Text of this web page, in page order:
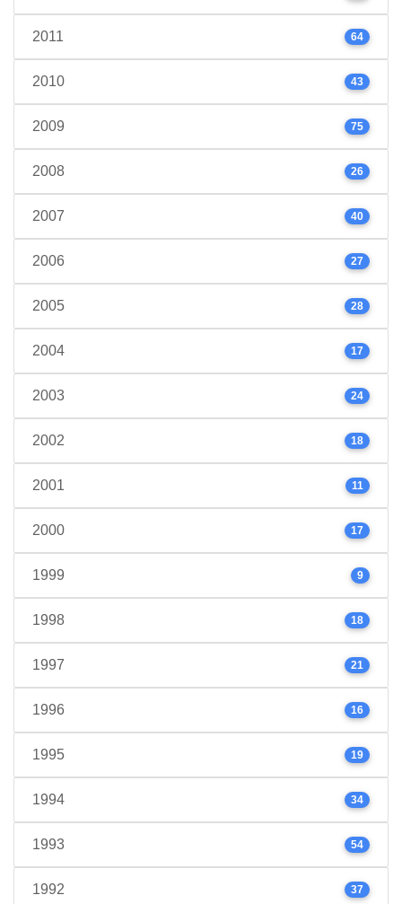
2011 64
2010 43
2009 75
2008 26
2007 40
2006 27
2005 28
2004 17
2003 24
2002 18
2001 11
2000 17
1999 9
1998 18
1997 21
1996 16
1995 19
1994 34
1993 54
1992 37